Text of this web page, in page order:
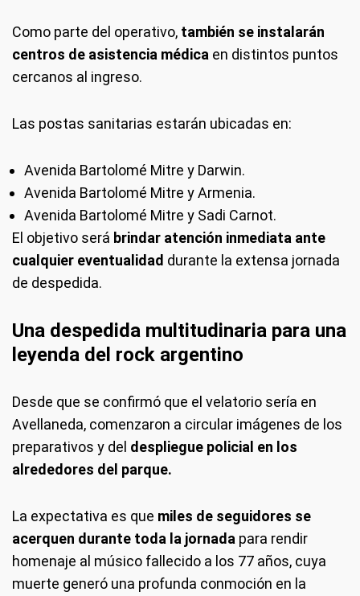
Como parte del operativo, también se instalarán
centros de asistencia médica en distintos puntos
cercanos al ingreso.
Las postas sanitarias estarán ubicadas en:
Avenida Bartolomé Mitre y Darwin.
Avenida Bartolomé Mitre y Armenia.
Avenida Bartolomé Mitre y Sadi Carnot.
El objetivo será brindar atención inmediata ante
cualquier eventualidad durante la extensa jornada
de despedida.
Una despedida multitudinaria para una
leyenda del rock argentino
Desde que se confirmó que el velatorio sería en
Avellaneda, comenzaron a circular imágenes de los
preparativos y del despliegue policial en los
alrededores del parque.
La expectativa es que miles de seguidores se
acerquen durante toda la jornada para rendir
homenaje al músico fallecido a los 77 años, cuya
muerte generó una profunda conmoción en la